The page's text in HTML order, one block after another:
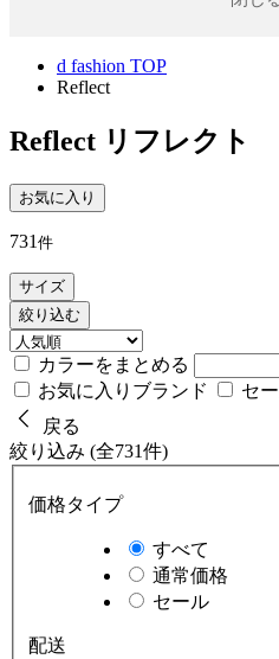
d fashion TOP
Reflect
Reflect リフレクト
お気に入り
731 件
サイズ
絞り込む
カラーをまとめる
お気に入りブランド
セ
戻る
絞り込み (全731件)
価格タイプ
すべて
通常価格
セール
配送